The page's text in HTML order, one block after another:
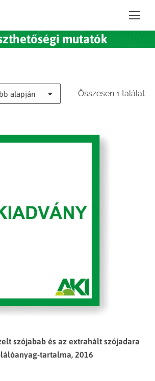
mutatók
Összesen 1 találat
szójabab és az extrahált szójadara
tartalma, 2016